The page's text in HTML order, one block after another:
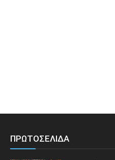
ΠΡΩΤΟΣΕΛΙΔΑ